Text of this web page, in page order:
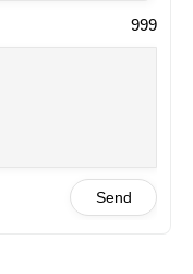
999
Send